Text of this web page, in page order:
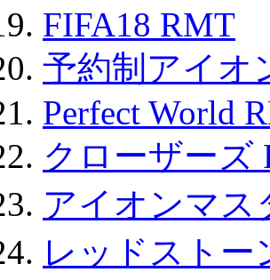
FIFA18 RMT
予約制アイオ
Perfect World
クローザーズ
アイオンマス
レッドストー